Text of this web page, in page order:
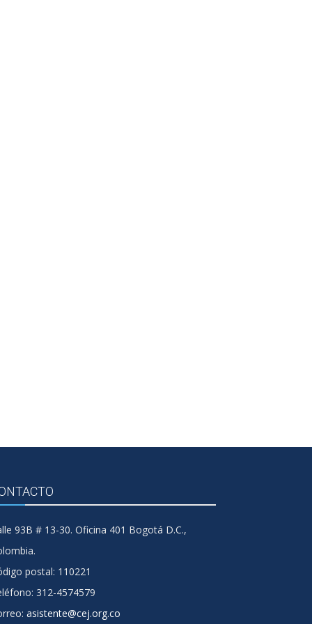
93B # 13-30. Oficina 401 Bogotá D.C.,
postal: 110221
312-4574579
asistente@cej.org.co